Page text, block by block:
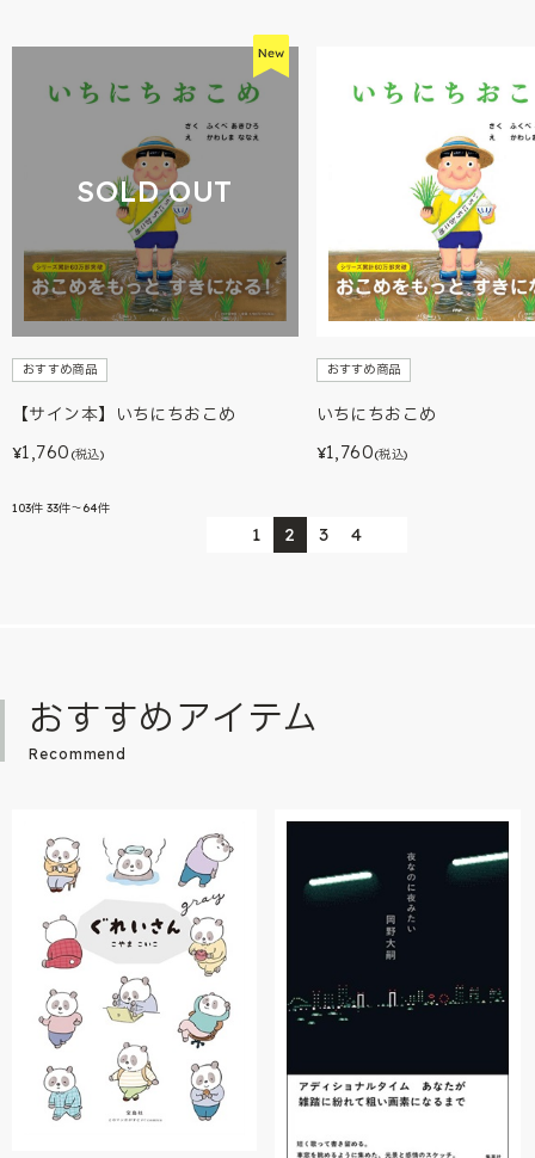
SOLD OUT
おすすめ商品
【サイン本】いちにちおこめ
¥1,760 (税込)
おすすめ商品
いちにちおこめ
¥1,760(税込)
103件 33件～64件
1 2 3 4
おすすめアイテム
Recommend